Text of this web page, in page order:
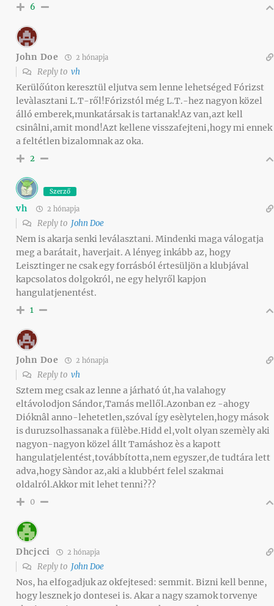
6
John Doe 2 hónapja
Reply to vh
Kerülőúton keresztül eljutva sem lenne lehetséged Fórizst
levàlasztani L.T-ről!Fórizstól még L.T.-hez nagyon közel
álló emberek,munkatársak is tartanak!Az van,azt kell
csinâlni,amit mond!Azt kellene visszafejteni,hogy mi ennek
a feltétlen bizalomnak az oka.
2
Szerző
vh 2 hónapja
Reply to John Doe
Nem is akarja senki leválasztani. Mindenki maga válogatja
meg a barátait, haverjait. A lényeg inkább az, hogy
Leisztinger ne csak egy forrásból értesüljön a klubjával
kapcsolatos dolgokról, ne egy helyről kapjon
hangulatjenentést.
1
John Doe 2 hónapja
Reply to vh
Sztem meg csak az lenne a járható út,ha valahogy
eltávolodjon Sándor,Tamás mellől.Azonban ez -ahogy
Dióknâl anno-lehetetlen,szóval így esèlytelen,hogy mások
is duruzsolhassanak a fülèbe.Hidd el,volt olyan szemèly aki
nagyon-nagyon közel állt Tamáshoz ès a kapott
hangulatjelentést,továbbította,nem egyszer,de tudtára lett
adva,hogy Sàndor az,aki a klubbért felel szakmai
oldalról.Akkor mit lehet tenni???
0
Dhcjcci 2 hónapja
Reply to John Doe
Nos, ha elfogadjuk az okfejtesed: semmit. Bizni kell benne,
hogy lesznek jo dontesei is. Akar a nagy szamok torvenye